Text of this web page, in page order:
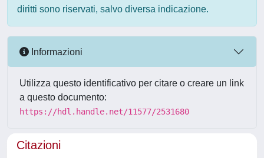
diritti sono riservati, salvo diversa indicazione.
Informazioni
Utilizza questo identificativo per citare o creare un link
a questo documento:
https://hdl.handle.net/11577/2531680
Citazioni